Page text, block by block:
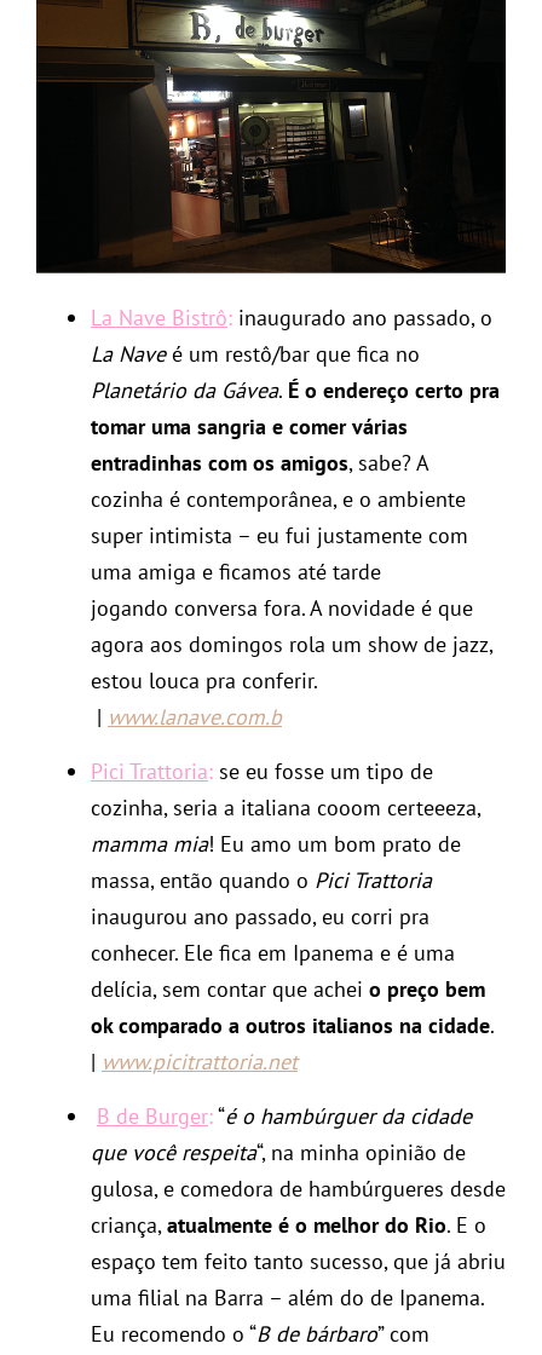
La Nave Bistrô: inaugurado ano passado, o
La Naveé um restô/bar que fica no
Planetário da Gávea. É o endereço certo pra
tomar uma sangria e comer várias
entradinhas com os amigos, sabe? A
cozinha é contemporânea, e o ambiente
super intimista – eu fui justamente com
uma amiga e ficamos até tarde
jogando conversa fora. A novidade é que
agora aos domingos rola um show de jazz,
estou louca pra conferir.
| www.lanave.com.b
Pici Trattoria: se eu fosse um tipo de
cozinha, seria a italiana cooom certeeeza,
mamma mia! Eu amo um bom prato de
massa, então quando o Pici Trattoria
inaugurou ano passado, eu corri pra
conhecer. Ele fica em Ipanema e é uma
delícia, sem contar que achei o preço bem
ok comparado a outros italianos na cidade.
| www.picitrattoria.net
B de Burger:“é o hambúrguer da cidade
que você respeita“, na minha opinião de
gulosa, e comedora de hambúrgueres desde
criança,atualmente é o melhor do Rio. E o
espaço tem feito tanto sucesso, que já abriu
uma filial na Barra – além do de Ipanema.
Eu recomendo o “B de bárbaro” com